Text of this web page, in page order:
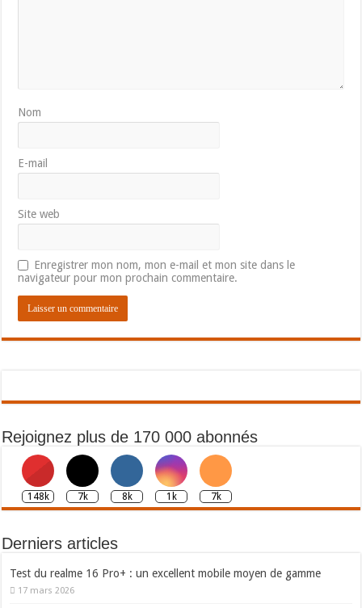
Nom
E-mail
Site web
Enregistrer mon nom, mon e-mail et mon site dans le
navigateur pour mon prochain commentaire.
Rejoignez plus de 170 000 abonnés
148k 7k 8k 1k 7k
Derniers articles
Test du realme 16 Pro+ : un excellent mobile moyen de gamme
17 mars 2026